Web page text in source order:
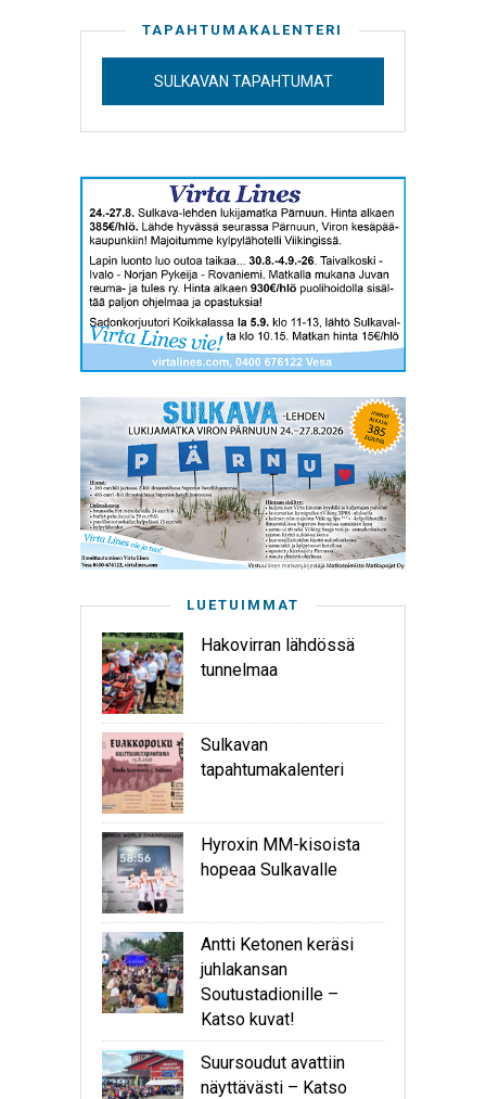
TAPAHTUMAKALENTERI
SULKAVAN TAPAHTUMAT
LUETUIMMAT
Hakovirran lähdössä
tunnelmaa
Sulkavan
tapahtumakalenteri
Hyroxin MM-kisoista
hopeaa Sulkavalle
Antti Ketonen keräsi
juhlakansan
Soutustadionille –
Katso kuvat!
Suursoudut avattiin
näyttävästi – Katso